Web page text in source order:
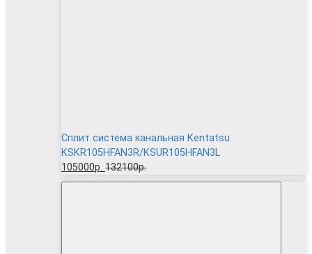
Сплит система канальная Kentatsu
KSKR105HFAN3R/KSUR105HFAN3L
105000р. 132100р.